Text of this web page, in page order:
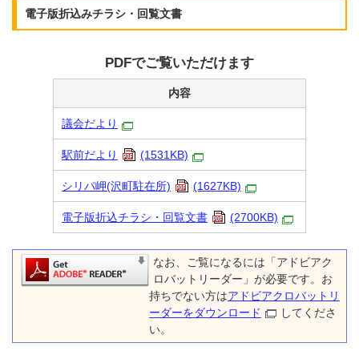
電子版折込みチラシ・回覧文書
PDFでご覧いただけます
内容
議会だより
駅前だより (1531KB)
シリパ岬(沢町駐在所) (1627KB)
電子版折込チラシ・回覧文書 (2700KB)
なお、ご覧になるには「アドビアク
ロバットリーダー」が必要です。お
持ちでない方はアドビアクロバットリ
ーダーをダウンロード
してくださ
い。